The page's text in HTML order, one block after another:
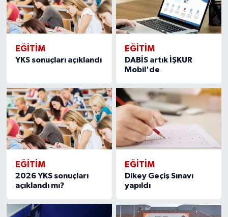
EĞITIM
YKS sonuçları açıklandı
EĞITIM
DABİS artık İŞKUR
Mobil'de
EĞITIM
2026 YKS sonuçları
açıklandı mı?
EĞITIM
Dikey Geçiş Sınavı
yapıldı